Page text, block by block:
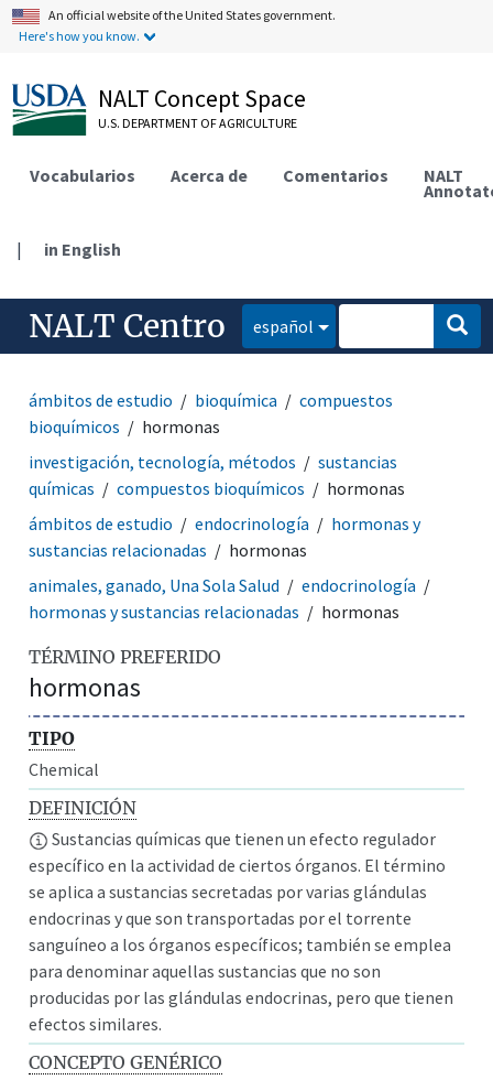
An official website of the United States government.
Here's how you know.
NALT Concept Space
U.S. DEPARTMENT OF AGRICULTURE
Vocabularios Acerca de Comentarios NALT
| in English
NALT Centro español
ámbitos de estudio bioquímica
compuestos
bioquímicos
hormonas
investigación, tecnología, métodos
sustancias
químicas
compuestos bioquímicos
hormonas
ámbitos de estudio
endocrinología
hormonas y
sustancias relacionadas
hormonas
animales, ganado, Una Sola Salud
endocrinología
hormonas y sustancias relacionadas
hormonas
TÉRMINO PREFERIDO
hormonas
TIPO
Chemical
DEFINICIÓN
Sustancias químicas que tienen un efecto regulador
específico en la actividad de ciertos órganos. El término
se aplica a sustancias secretadas por varias glándulas
endocrinas y que son transportadas por el torrente
sanguíneo a los órganos específicos; también se emplea
para denominar aquellas sustancias que no son
producidas por las glándulas endocrinas, pero que tienen
efectos similares.
CONCEPTO GENÉRICO